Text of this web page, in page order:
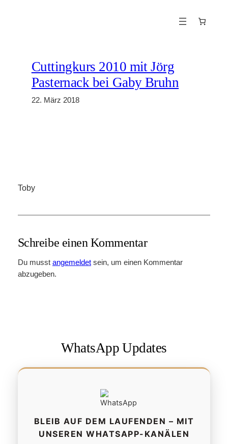
Cuttingkurs 2010 mit Jörg
Pasternack bei Gaby Bruhn
22. März 2018
Toby
Schreibe einen Kommentar
Du musst angemeldetsein, um einen Kommentar
abzugeben.
WhatsApp Updates
BLEIB AUF DEM LAUFENDEN – MIT
UNSEREN WHATSAPP-KANÄLEN